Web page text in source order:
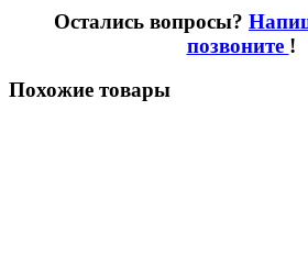
Остались вопросы?
позвоните !
Похожие товары